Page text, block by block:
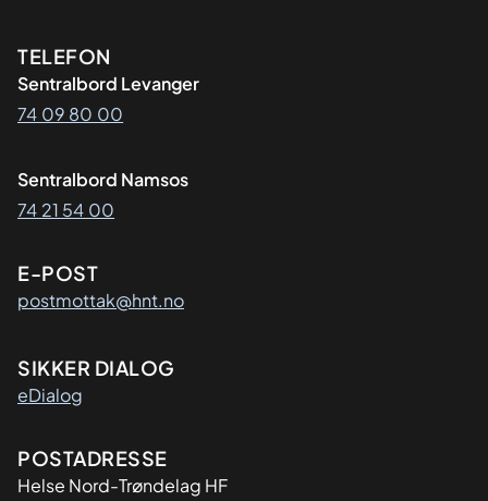
Kontaktinformasjon
TELEFON
Sentralbord Levanger
74 09 80 00
Sentralbord Namsos
74 21 54 00
E-POST
postmottak@hnt.no
SIKKER DIALOG
eDialog
Adresse
POSTADRESSE
Helse Nord-Trøndelag HF